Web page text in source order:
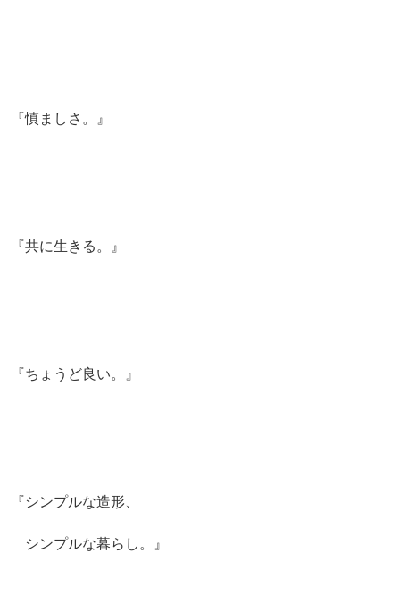
『慎ましさ。』
『共に生きる。』
『ちょうど良い。』
『シンプルな造形、
シンプルな暮らし。』